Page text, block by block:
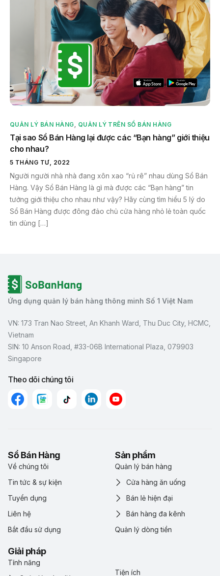
QUẢN LÝ BÁN HÀNG QUẢN LÝ TRÊN SỔ BÁN HÀNG
Tại sao Sổ Bán Hàng lại được các “Bạn hàng” giới thiệu
cho nhau?
5 THÁNG TƯ, 2022
Người người nhà nhà đang xôn xao “rủ rê” nhau dùng Sổ Bán
Hàng. Vậy Sổ Bán Hàng là gì mà được các “Bạn hàng” tin
tưởng giới thiệu cho nhau như vậy? Hãy cùng tìm hiểu 5 lý do
Sổ Bán Hàng được đông đảo chủ cửa hàng nhỏ lẻ toàn quốc
tin dùng […]
Ứng dụng quản lý bán hàng thông minh Số 1 Việt Nam
VN: 173 Tran Nao Street, An Khanh Ward, Thu Duc City, HCMC,
Vietnam
SIN: 10 Anson Road, #33-06B International Plaza, 079903
Singapore
Theo dõi chúng tôi
Sổ Bán Hàng
Về chúng tôi
Tin tức & sự kiện
Tuyển dụng
Liên hệ
Bắt đầu sử dụng
Sản phẩm
Quản lý bán hàng
Cửa hàng ăn uống
Bán lẻ hiện đại
Bán hàng đa kênh
Quản lý dòng tiền
Giải pháp
Tính năng
Tiện ích